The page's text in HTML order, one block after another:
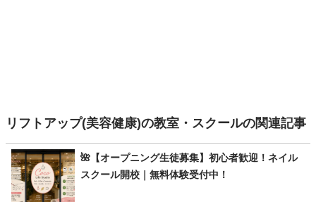
リフトアップ(美容健康)の教室・スクールの関連記事
🌺【オープニング生徒募集】初心者歓迎！ネイル
スクール開校｜無料体験受付中！